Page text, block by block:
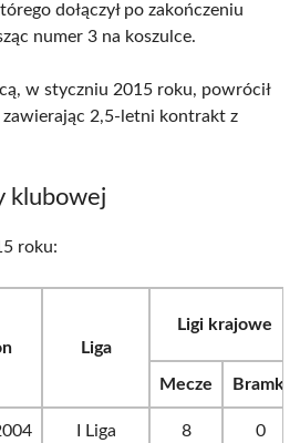
dołączył po zakończeniu
numer 3 na koszulce.
w styczniu 2015 roku, powrócił
zawierając 2,5-letni kontrakt z
klubowej
roku:
Liga
Ligi krajowe
Mecze Bramki
I Liga 8 0